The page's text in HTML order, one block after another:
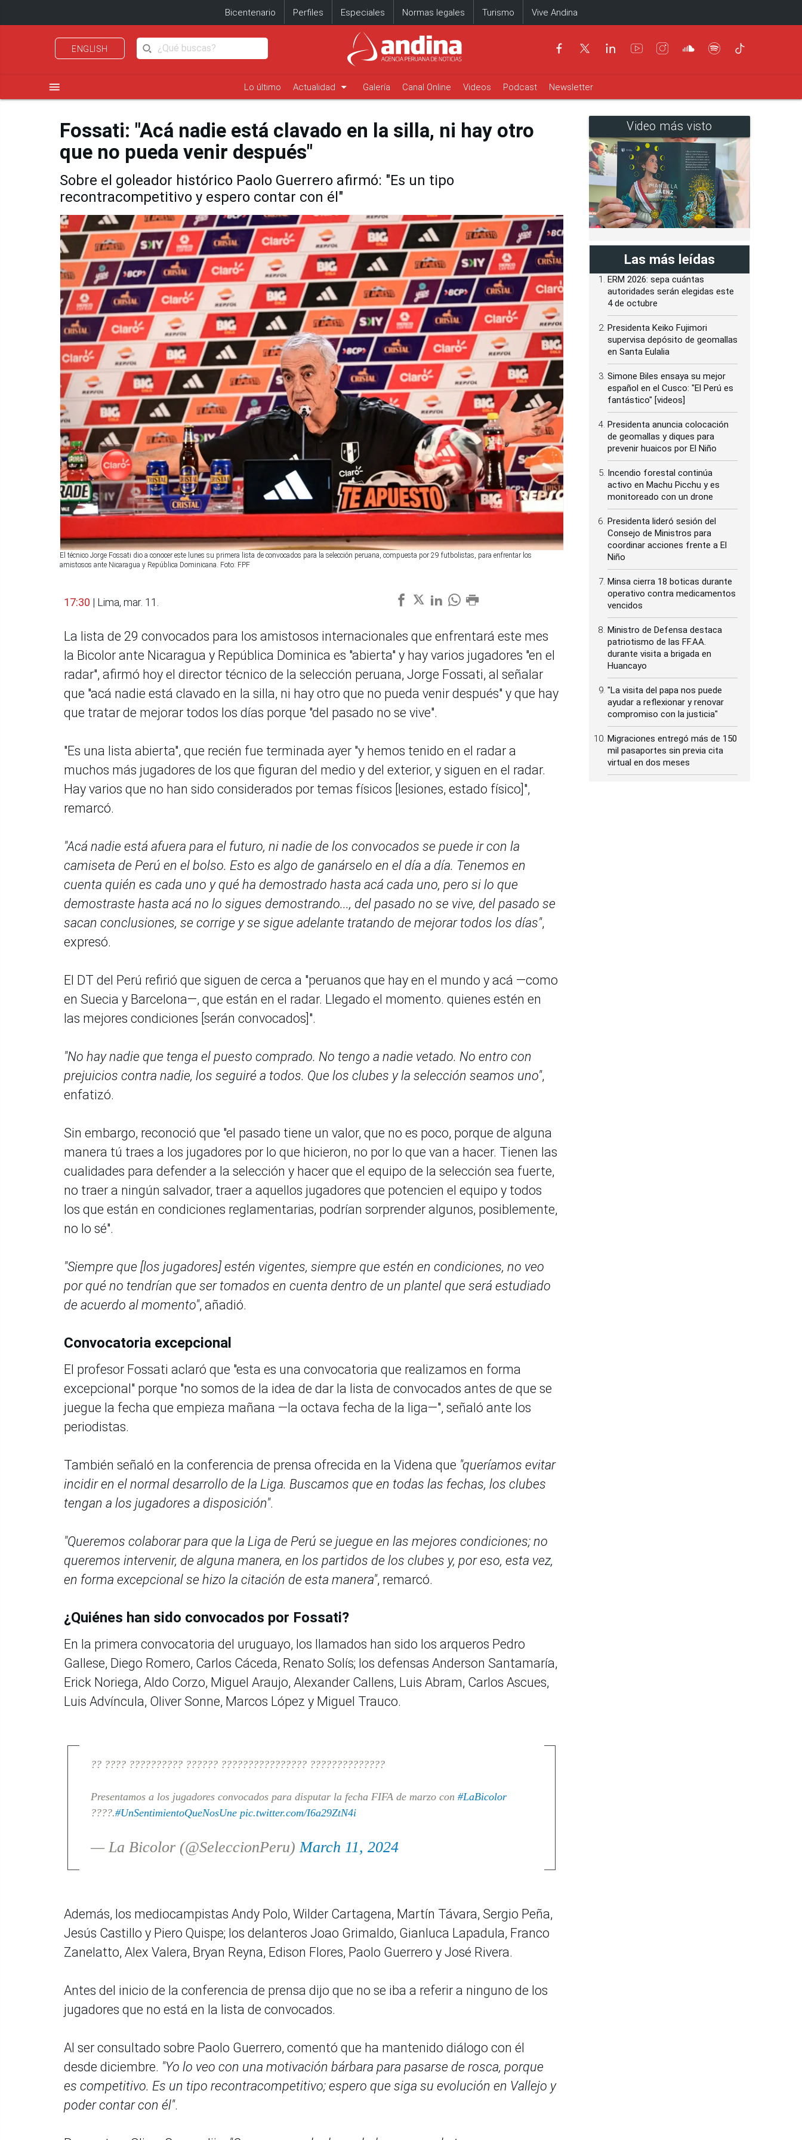
Bicentenario Perfiles Especiales Normas legales Turismo Vive Andina
ENGLISH
menu Lo último Actualidad arrow_drop_down Galería Canal Online Videos Podcast Newsletter
Fossati: "Acá nadie está clavado en la silla, ni hay otro
que no pueda venir después"
Sobre el goleador histórico Paolo Guerrero afirmó: "Es un tipo
recontracompetitivo y espero contar con él"
El técnico Jorge Fossati dio a conocer este lunes su primera lista de convocados para la selección peruana, compuesta por 29 futbolistas, para enfrentar los
amistosos ante Nicaragua y República Dominicana. Foto: FPF
17:30 | Lima, mar. 11.
La lista de 29 convocados para los amistosos internacionales que enfrentará este mes
la Bicolor ante Nicaragua y República Dominica es "abierta" y hay varios jugadores "en el
radar", afirmó hoy el director técnico de la selección peruana, Jorge Fossati, al señalar
que "acá nadie está clavado en la silla, ni hay otro que no pueda venir después" y que hay
que tratar de mejorar todos los días porque "del pasado no se vive".
"Es una lista abierta", que recién fue terminada ayer "y hemos tenido en el radar a
muchos más jugadores de los que figuran del medio y del exterior, y siguen en el radar.
Hay varios que no han sido considerados por temas físicos [lesiones, estado físico]",
remarcó.
"Acá nadie está afuera para el futuro, ni nadie de los convocados se puede ir con la
camiseta de Perú en el bolso. Esto es algo de ganárselo en el día a día. Tenemos en
cuenta quién es cada uno y qué ha demostrado hasta acá cada uno, pero si lo que
demostraste hasta acá no lo sigues demostrando..., del pasado no se vive, del pasado se
sacan conclusiones, se corrige y se sigue adelante tratando de mejorar todos los días",
expresó.
El DT del Perú refirió que siguen de cerca a "peruanos que hay en el mundo y acá —como
en Suecia y Barcelona—, que están en el radar. Llegado el momento. quienes estén en
las mejores condiciones [serán convocados]".
"No hay nadie que tenga el puesto comprado. No tengo a nadie vetado. No entro con
prejuicios contra nadie, los seguiré a todos. Que los clubes y la selección seamos uno",
enfatizó.
Sin embargo, reconoció que "el pasado tiene un valor, que no es poco, porque de alguna
manera tú traes a los jugadores por lo que hicieron, no por lo que van a hacer. Tienen las
cualidades para defender a la selección y hacer que el equipo de la selección sea fuerte,
no traer a ningún salvador, traer a aquellos jugadores que potencien el equipo y todos
los que están en condiciones reglamentarias, podrían sorprender algunos, posiblemente,
no lo sé".
"Siempre que [los jugadores] estén vigentes, siempre que estén en condiciones, no veo
por qué no tendrían que ser tomados en cuenta dentro de un plantel que será estudiado
de acuerdo al momento", añadió.
Convocatoria excepcional
El profesor Fossati aclaró que "esta es una convocatoria que realizamos en forma
excepcional" porque "no somos de la idea de dar la lista de convocados antes de que se
juegue la fecha que empieza mañana —la octava fecha de la liga—", señaló ante los
periodistas.
También señaló en la conferencia de prensa ofrecida en la Videna que "queríamos evitar
incidir en el normal desarrollo de la Liga. Buscamos que en todas las fechas, los clubes
tengan a los jugadores a disposición".
"Queremos colaborar para que la Liga de Perú se juegue en las mejores condiciones; no
queremos intervenir, de alguna manera, en los partidos de los clubes y, por eso, esta vez,
en forma excepcional se hizo la citación de esta manera", remarcó.
¿Quiénes han sido convocados por Fossati?
En la primera convocatoria del uruguayo, los llamados han sido los arqueros Pedro
Gallese, Diego Romero, Carlos Cáceda, Renato Solís; los defensas Anderson Santamaría,
Erick Noriega, Aldo Corzo, Miguel Araujo, Alexander Callens, Luis Abram, Carlos Ascues,
Luis Advíncula, Oliver Sonne, Marcos López y Miguel Trauco.
?? ???? ?????????? ?????? ???????????????? ??????????????
Presentamos a los jugadores convocados para disputar la fecha FIFA de marzo con #LaBicolor
????.#UnSentimientoQueNosUne pic.twitter.com/I6a29ZtN4i
— La Bicolor (@SeleccionPeru)March 11, 2024
Además, los mediocampistas Andy Polo, Wilder Cartagena, Martín Távara, Sergio Peña,
Jesús Castillo y Piero Quispe; los delanteros Joao Grimaldo, Gianluca Lapadula, Franco
Zanelatto, Alex Valera, Bryan Reyna, Edison Flores, Paolo Guerrero y José Rivera.
Antes del inicio de la conferencia de prensa dijo que no se iba a referir a ninguno de los
jugadores que no está en la lista de convocados.
Al ser consultado sobre Paolo Guerrero, comentó que ha mantenido diálogo con él
desde diciembre. "Yo lo veo con una motivación bárbara para pasarse de rosca, porque
es competitivo. Es un tipo recontracompetitivo; espero que siga su evolución en Vallejo y
poder contar con él".
Video más visto
Las más leídas
ERM 2026: sepa cuántas
autoridades serán elegidas este
4 de octubre
Presidenta Keiko Fujimori
supervisa depósito de geomallas
en Santa Eulalia
Simone Biles ensaya su mejor
español en el Cusco: "El Perú es
fantástico" [videos]
Presidenta anuncia colocación
de geomallas y diques para
prevenir huaicos por El Niño
Incendio forestal continúa
activo en Machu Picchu y es
monitoreado con un drone
Presidenta lideró sesión del
Consejo de Ministros para
coordinar acciones frente a El
Niño
Minsa cierra 18 boticas durante
operativo contra medicamentos
vencidos
Ministro de Defensa destaca
patriotismo de las FF.AA.
durante visita a brigada en
Huancayo
"La visita del papa nos puede
ayudar a reflexionar y renovar
compromiso con la justicia"
Migraciones entregó más de 150
mil pasaportes sin previa cita
virtual en dos meses